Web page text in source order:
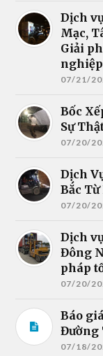
Dịch
Mạc,
Giải
nghiệp
07/21/
Bốc
Sự
07/20/
Dịch
Bắc
07/20/
Dịch
Đông
pháp
07/20/
Báo
Đường
07/18/